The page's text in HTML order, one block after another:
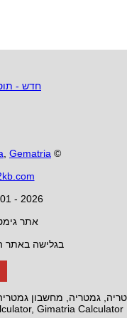
חדש -
© Copyright -
, Gematria
- 2026
אתר גימטריא
בגלישה באתר
גמטריה, מחשבון
Gimatria Calculator